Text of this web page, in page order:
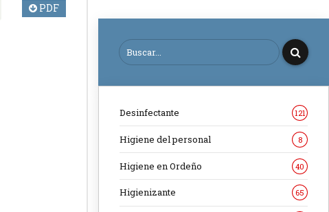
PDF
Desinfectante 121
Higiene del personal 8
Higiene en Ordeño 40
Higienizante 65